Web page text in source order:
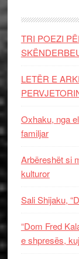
TRI POEZI
LETËR E
Oxhaku, nga
familjar
Arbëreshët si
kulturor
Sali Shijaku,
“Dom Fred
e shpresës,